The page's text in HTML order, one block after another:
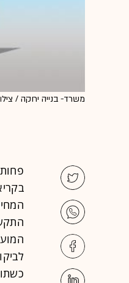
משרד- בנייה ירוקה /